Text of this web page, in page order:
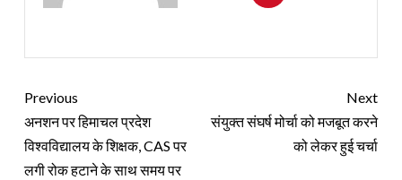
Previous
अनशन पर हिमाचल प्रदेश
विश्वविद्यालय के शिक्षक, CAS पर
लगी रोक हटाने के साथ समय पर
Next
संयुक्त संघर्ष मोर्चा को मजबूत करने
को लेकर हुई चर्चा